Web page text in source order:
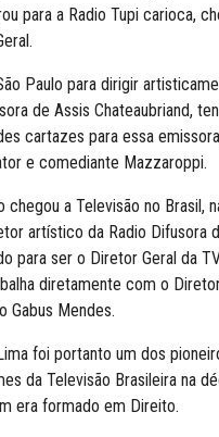
para a Radio Tupi carioca,
Paulo para dirigir
de Assis Chateaubriand,
cartazes para essa
e comediante Mazzaroppi.
chegou a Televisão no Brasil,
artístico da Radio Difusora
para ser o Diretor Geral da
diretamente com o
Gabus Mendes.
foi portanto um dos
da Televisão Brasileira na
era formado em Direito.